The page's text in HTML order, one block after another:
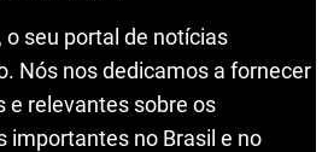
o seu portal de notícias
Nós nos dedicamos a fornecer
e relevantes sobre os
importantes no Brasil e no